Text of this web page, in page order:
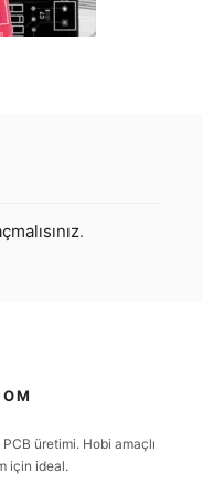
.
üretimi. Hobi amaçlı
için ideal.